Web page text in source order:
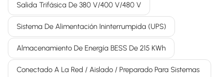
Salida Trifásica De 380 V/400 V/480 V
Sistema De Alimentación Ininterrumpida (UPS)
Almacenamiento De Energía BESS De 215 KWh
Conectado A La Red / Aislado / Preparado Para Sistemas